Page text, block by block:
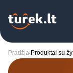
Pradžia Produktai su